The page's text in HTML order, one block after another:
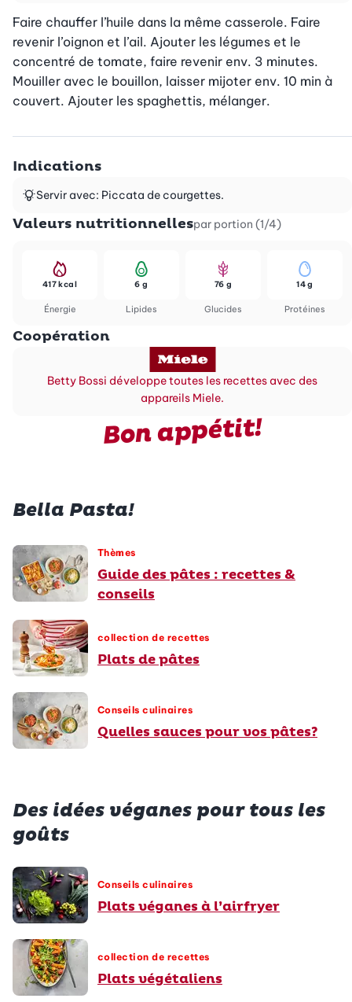
Faire chauffer l’huile dans la même casserole. Faire
revenir l’oignon et l’ail. Ajouter les légumes et le
concentré de tomate, faire revenir env. 3 minutes.
Mouiller avec le bouillon, laisser mijoter env. 10 min à
couvert. Ajouter les spaghettis, mélanger.
Indications
Servir avec: Piccata de courgettes.
Valeurs nutritionnellespar portion (1/4)
Énergie
417 kcal
Lipides
6 g
Glucides
76 g
Protéines
14 g
Coopération
Betty Bossi développe toutes les recettes avec des
appareils Miele.
Bon appétit!
Bella Pasta!
Thèmes
Guide des pâtes : recettes &
conseils
collection de recettes
Plats de pâtes
Conseils culinaires
Quelles sauces pour vos pâtes?
Des idées véganes pour tous les
goûts
Conseils culinaires
Plats véganes à l’airfryer
collection de recettes
Plats végétaliens